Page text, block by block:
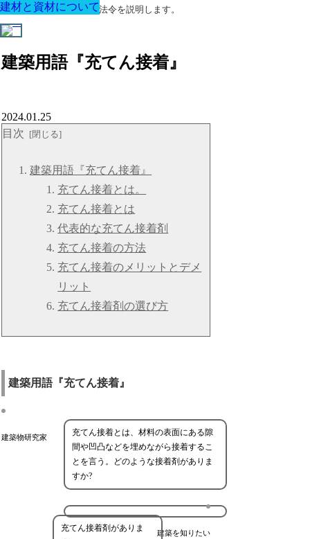
建築に関する用語と関連法令を説明します。
建築用語『充てん接着』
建材と資材について
2024.01.25
目次
建築用語『充てん接着』
充てん接着とは。
充てん接着とは
代表的な充てん接着剤
充てん接着の方法
充てん接着のメリットとデメ
リット
充てん接着剤の選び方
建築用語『充てん接着』
建築物研究家
充てん接着とは、材料の表面にある隙
間や凹凸などを埋めながら接着するこ
とを言う。どのような接着剤がありま
すか?
建築を知りたい
充てん接着剤がありま
建材と資材について
建材と資材について
建材と資材について
建材と資材について
建材と資材について
建材と資材について